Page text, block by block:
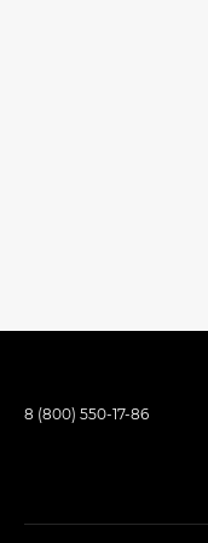
8 (800) 550-17-86